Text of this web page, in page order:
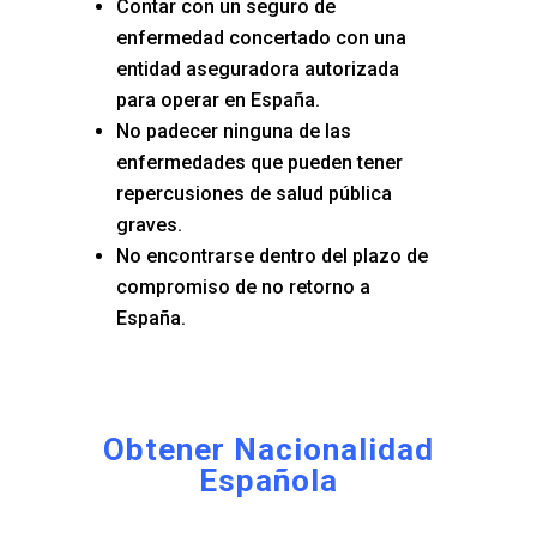
Contar con un seguro de
enfermedad concertado con una
entidad aseguradora autorizada
para operar en España.
No padecer ninguna de las
enfermedades que pueden tener
repercusiones de salud pública
graves.
No encontrarse dentro del plazo de
compromiso de no retorno a
España.
Obtener Nacionalidad
Española